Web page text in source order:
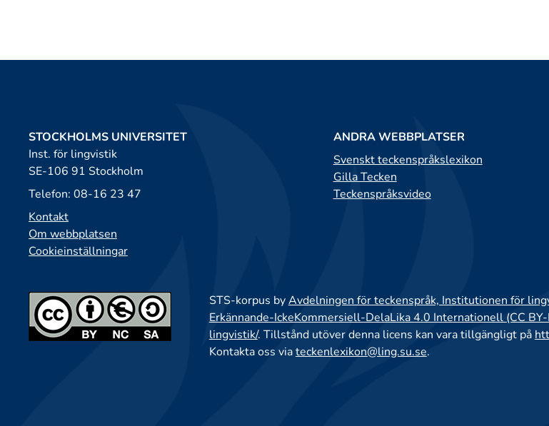
STOCKHOLMS UNIVERSITET
Inst. för lingvistik
SE-106 91 Stockholm
Telefon: 08-16 23 47
Kontakt
Om webbplatsen
Cookieinställningar
ANDRA WEBBPLATSER
Svenskt teckenspråkslexikon
Gilla Tecken
Teckenspråksvideo
STS-korpus byAvdelningen för teckenspråk, Institutionen för
Erkännande-IckeKommersiell-DelaLika 4.0 Internationell (CC
lingvistik/. Tillstånd utöver denna licens kan vara tillgängligt på
Kontakta oss viateckenlexikon@ling.su.se.